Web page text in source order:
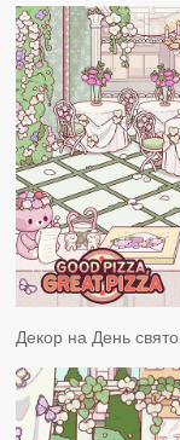
Декор на День